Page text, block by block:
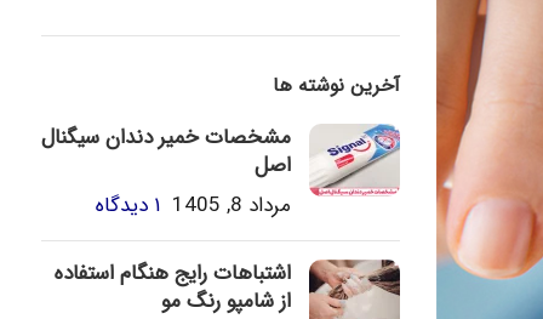
آخرین نوشته ها
مشخصات خمیر دندان سیگنال
اصل
مرداد 8, 1405
۱ دیدگاه
اشتباهات رایج هنگام استفاده
از شامپو رنگ مو